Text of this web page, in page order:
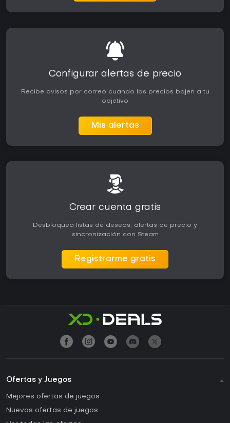
Configurar alertas de precio
Recibe avisos por correo cuando los precios bajen a tu
objetivo
Mis alertas
Crear cuenta gratis
Desbloquea listas de deseos, alertas de precio y
sincronización con Steam
Registrarme gratis
Ofertas y Juegos
Mejores ofertas de juegos
Nuevas ofertas de juegos